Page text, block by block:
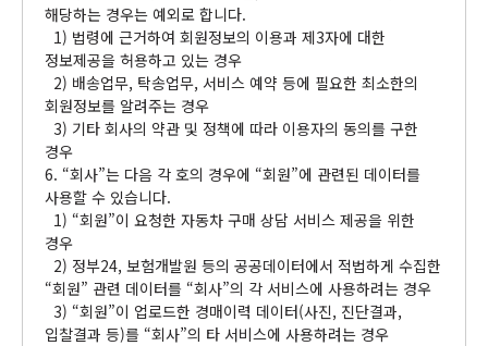
해당하는 경우는 예외로 합니다.
1) 법령에 근거하여 회원정보의 이용과 제3자에 대한
정보제공을 허용하고 있는 경우
2) 배송업무, 탁송업무, 서비스 예약 등에 필요한 최소한의
회원정보를 알려주는 경우
3) 기타 회사의 약관 및 정책에 따라 이용자의 동의를 구한
경우
6. “회사”는 다음 각 호의 경우에 “회원”에 관련된 데이터를
사용할 수 있습니다.
1) “회원”이 요청한 자동차 구매 상담 서비스 제공을 위한
경우
2) 정부24, 보험개발원 등의 공공데이터에서 적법하게 수집한
“회원” 관련 데이터를 “회사”의 각 서비스에 사용하려는 경우
3) “회원”이 업로드한 경매이력 데이터(사진, 진단결과,
입찰결과 등)를 “회사”의 타 서비스에 사용하려는 경우